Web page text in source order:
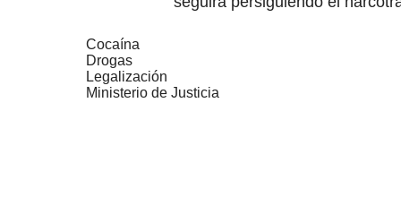
Cocaína
Drogas
Legalización
Ministerio de Justicia